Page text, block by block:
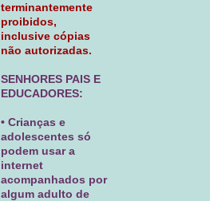
terminantemente
proibidos,
inclusive cópias
não autorizadas.
SENHORES PAIS E
EDUCADORES:
• Crianças e
adolescentes só
podem usar a
internet
acompanhados por
algum adulto de